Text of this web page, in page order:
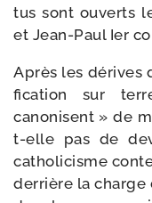
tus sont ouverts
et Jean-​Paul Ier
Après les dérives
fi­ca­tion sur
canonisent » de
t-​elle pas de
catho­li­cisme
der­rière la charge